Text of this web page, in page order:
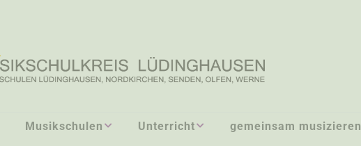
Musikschulen Unterricht gemeinsam musizieren